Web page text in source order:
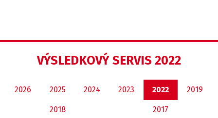
VÝSLEDKOVÝ SERVIS 2022
2026 2025 2024 2023 2022 2019
2018 2017